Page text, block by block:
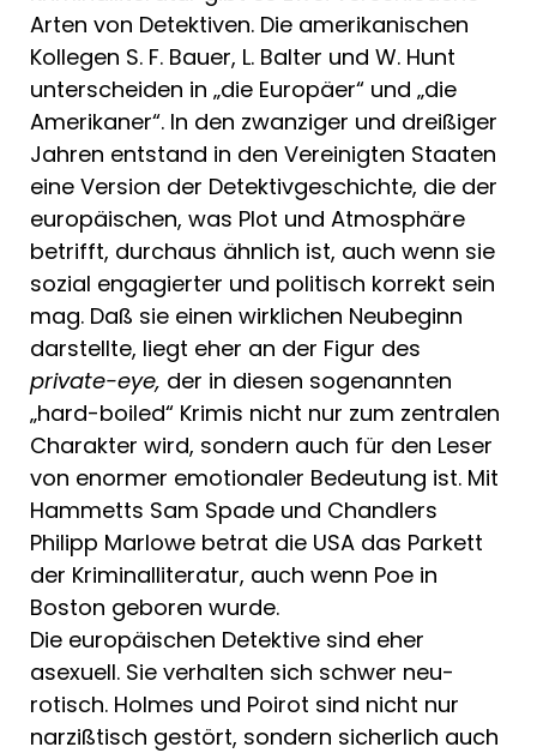
Arten von Detektiven. Die amerikanischen
Kollegen S. F. Bauer, L. Balter und W. Hunt
unterscheiden in „die Eu­ropäer“ und „die
Amerikaner“. In den zwanziger und drei­ßiger
Jahren ent­stand in den Verei­nigten Staaten
eine Version der Detektivgeschichte, die der
europäischen, was Plot und Atmosphäre
betrifft, durchaus ähnlich ist, auch wenn sie
sozial enga­gierter und politisch korrekt sein
mag. Daß sie einen wirkli­chen Neubeginn
dar­stellte, liegt eher an der Figur des
private-eye, der in die­sen sogenannten
„hard-boiled“ Krimis nicht nur zum zen­tralen
Charakter wird, sondern auch für den Leser
von enormer emotionaler Bedeutung ist. Mit
Hammetts Sam Spa­de und Chandlers
Philipp Marlowe be­trat die USA das Par­kett
der Kriminalliteratur, auch wenn Poe in
Boston geboren wurde.
Die europäischen Detektive sind eher
asexuell. Sie verhal­ten sich schwer neu­
rotisch. Holmes und Poirot sind nicht nur
narzißtisch gestört, sondern sicherlich auch